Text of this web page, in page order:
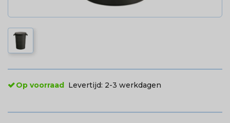
Op voorraad Levertijd: 2-3 werkdagen